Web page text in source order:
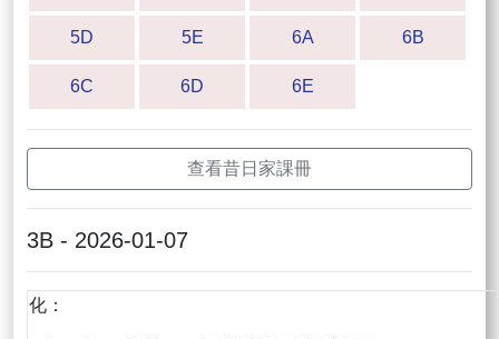
5D 5E 6A 6B
6C 6D 6E
查看昔日家課冊
3B - 2026-01-07
化：